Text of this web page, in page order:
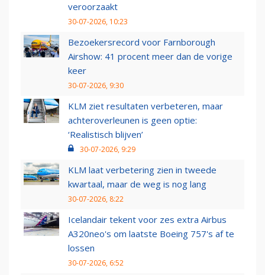
veroorzaakt
30-07-2026, 10:23
Bezoekersrecord voor Farnborough
Airshow: 41 procent meer dan de vorige
keer
30-07-2026, 9:30
KLM ziet resultaten verbeteren, maar
achteroverleunen is geen optie:
‘Realistisch blijven’
30-07-2026, 9:29
KLM laat verbetering zien in tweede
kwartaal, maar de weg is nog lang
30-07-2026, 8:22
Icelandair tekent voor zes extra Airbus
A320neo's om laatste Boeing 757's af te
lossen
30-07-2026, 6:52